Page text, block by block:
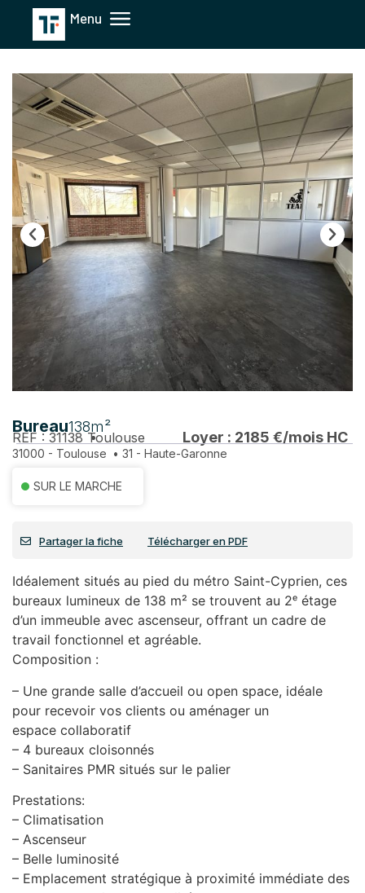
Bureau138m²
REF : 31138 Toulouse Loyer : 2185 €/mois HC
31000 - Toulouse • 31 - Haute-Garonne
SUR LE MARCHE
Télécharger en PDF
Partager la fiche
Idéalement situés au pied du métro Saint-Cyprien, ces
bureaux lumineux de 138 m² se trouvent au 2ᵉ étage
d’un immeuble avec ascenseur, offrant un cadre de
travail fonctionnel et agréable.
Composition :
– Une grande salle d’accueil ou open space, idéale
pour recevoir vos clients ou aménager un
espace collaboratif
– 4 bureaux cloisonnés
– Sanitaires PMR situés sur le palier
Prestations:
– Climatisation
– Ascenseur
– Belle luminosité
– Emplacement stratégique à proximité immédiate des